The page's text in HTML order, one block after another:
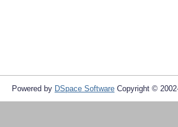
Powered by DSpace Software Copyright ©